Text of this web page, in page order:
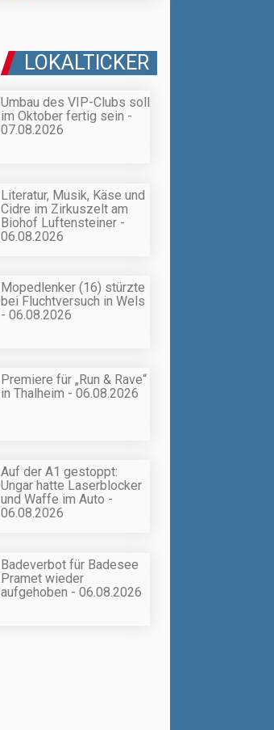
LOKALTICKER
Umbau des VIP-Clubs soll
im Oktober fertig sein -
07.08.2026
Literatur, Musik, Käse und
Cidre im Zirkuszelt am
Biohof Luftensteiner -
06.08.2026
Mopedlenker (16) stürzte
bei Fluchtversuch in Wels
- 06.08.2026
Premiere für „Run & Rave“
in Thalheim - 06.08.2026
Auf der A1 gestoppt:
Ungar hatte Laserblocker
und Waffe im Auto -
06.08.2026
Badeverbot für Badesee
Pramet wieder
aufgehoben - 06.08.2026